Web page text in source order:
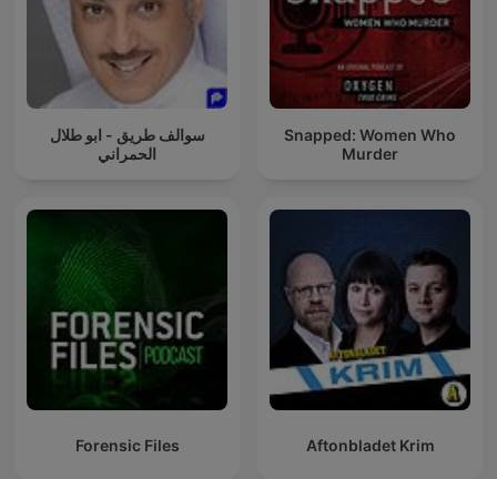
سوالف طريق - ابو طلال
الحمراني
Snapped: Women Who
Murder
Forensic Files Aftonbladet Krim